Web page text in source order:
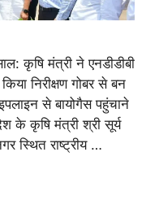
कृषि मंत्री ने एनडीडीबी
निरीक्षण गोबर से बन
से बायोगैस पहुंचाने
के कृषि मंत्री श्री सूर्य
स्थित राष्ट्रीय …